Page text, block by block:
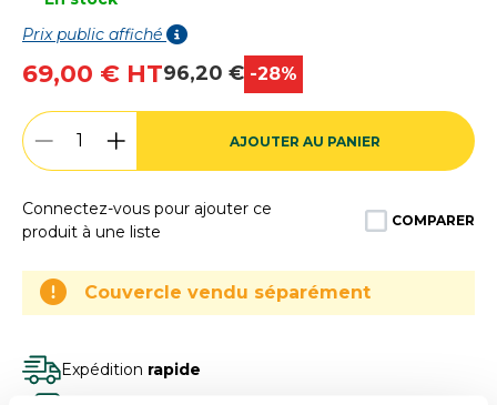
Prix public affiché
69,00 € HT96,20 € -28%
AJOUTER AU PANIER
Connectez-vous pour ajouter ce
produit à une liste
COMPARER
Couvercle vendu séparément
Expédition rapide